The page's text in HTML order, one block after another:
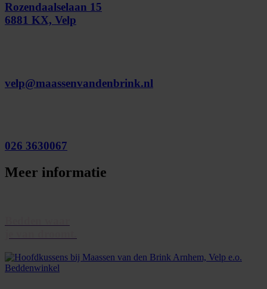
Rozendaalselaan 15
6881 KX, Velp
velp@maassenvandenbrink.nl
026 3630067
Meer informatie